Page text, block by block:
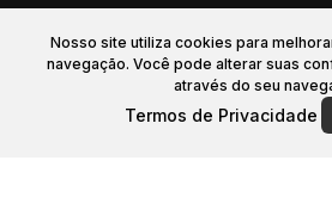
Nosso site utiliza cookies para
navegação. Você pode alterar suas
através do seu
Termos de Privacidade
Comprar Alugar